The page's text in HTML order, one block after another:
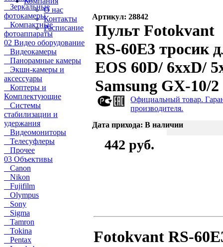
О нас
Контакты
Расписание
Зеркальные
фотокамеры
Компактные
фотоаппараты
02 Видео оборудование
Видеокамеры
Панорамные камеры
Экшн-камеры и
аксессуары
Коптеры и
Комплектующие
Системы
стабилизации и
удержания
Видеомониторы
Телесуфлеры
Прочее
03 Объективы
Canon
Nikon
Fujifilm
Olympus
Sony
Sigma
Tamron
Tokina
Pentax
Артикул: 28842
Пульт Fotokvant
RS-60E3 тросик
EOS 60D/ 6xxD/
Samsung GX-10/2
Официальный товар.
производителя.
Дата прихода: В наличии
442 руб.
Fotokvant RS-